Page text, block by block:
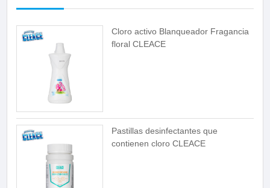
Cloro activo Blanqueador Fragancia
floral CLEACE
Pastillas desinfectantes que
contienen cloro CLEACE